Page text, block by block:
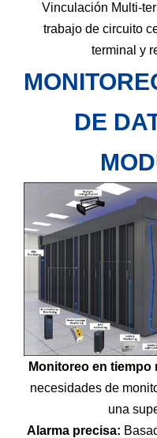
Vinculación Multi-
trabajo de circuito
terminal y
DE
Monitoreo en tiempo
necesidades de
una
Alarma precisa: